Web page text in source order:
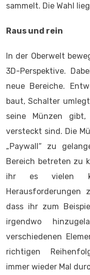
sammelt. Die Wahl
Raus und rein
In der Oberwelt
3D-Perspektive.
neue Bereiche.
baut, Schalter
seine Münzen
versteckt sind. Die
„Paywall“ zu
Bereich betreten zu
ihr es vielen
Herausforderungen
dass ihr zum
irgendwo
verschiedenen
richtigen
immer wieder Mal